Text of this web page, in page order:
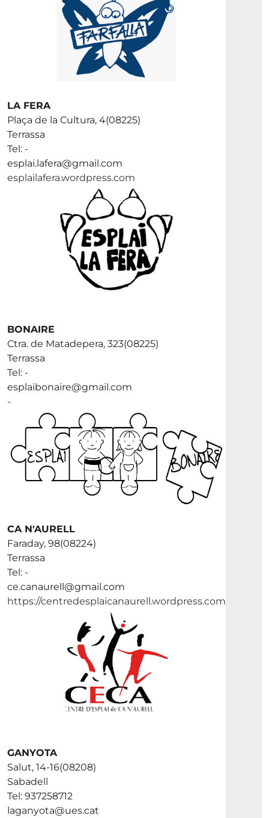
LA FERA
Plaça de la Cultura, 4(08225)
Terrassa
Tel: -
esplai.lafera@gmail.com
esplailafera.wordpress.com
BONAIRE
Ctra. de Matadepera, 323(08225)
Terrassa
Tel: -
esplaibonaire@gmail.com
-
CA N'AURELL
Faraday, 98(08224)
Terrassa
Tel: -
ce.canaurell@gmail.com
https://centredesplaicanaurell.wordpress.com
GANYOTA
Salut, 14-16(08208)
Sabadell
Tel: 937258712
laganyota@ues.cat